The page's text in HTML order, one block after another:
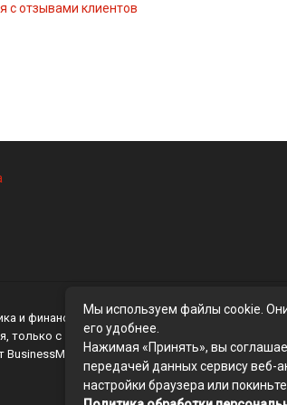
с отзывами клиентов
и финансы
только с
BusinessMix
Мы используем файлы cookie.
его удобнее.
Нажимая «Принять», вы
передачей данных сервису веб-
настройки браузера или покиньте